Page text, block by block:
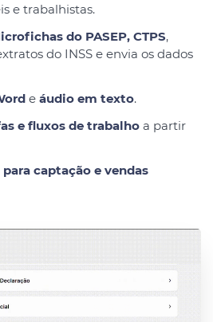
e trabalhistas.
do PASEP, CTPS,
do INSS e envia os dados
e áudio em texto.
e fluxos de trabalhoa partir
captação e vendas